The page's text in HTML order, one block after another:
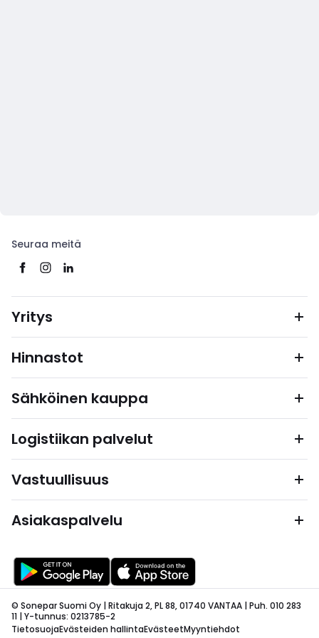
Seuraa meitä
Yritys
Hinnastot
Sähköinen kauppa
Logistiikan palvelut
Vastuullisuus
Asiakaspalvelu
© Sonepar Suomi Oy | Ritakuja 2, PL 88, 01740 VANTAA | Puh. 010 283
11 | Y-tunnus: 0213785-2
TietosuojaEvästeiden hallintaEvästeetMyyntiehdot